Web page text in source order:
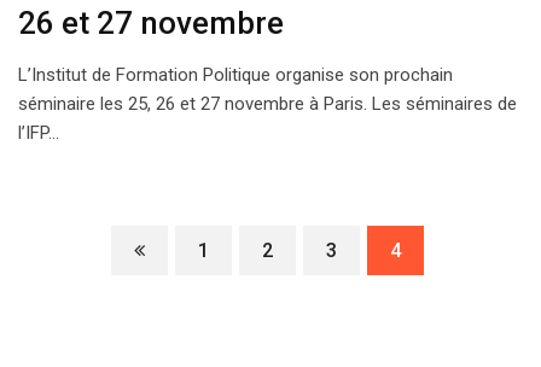
26 et 27 novembre
L’Institut de Formation Politique organise son prochain
séminaire les 25, 26 et 27 novembre à Paris. Les séminaires de
l’IFP…
1 2 3 4